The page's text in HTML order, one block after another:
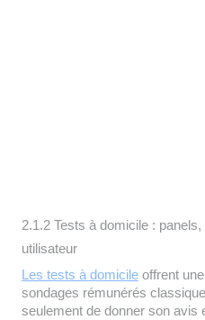
2.1.2 Tests à domicile :
utilisateur
Les tests à domicile offrent
sondages rémunérés
seulement de donner son avis